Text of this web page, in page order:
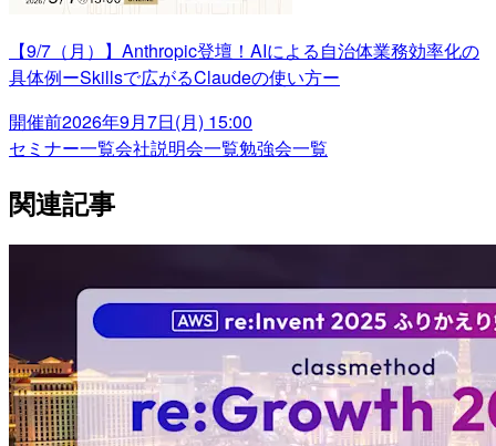
【9/7（月）】Anthropic登壇！AIによる自治体業務効率化の
具体例ーSkillsで広がるClaudeの使い方ー
開催前2026年9月7日(月) 15:00
セミナー一覧会社説明会一覧勉強会一覧
関連記事